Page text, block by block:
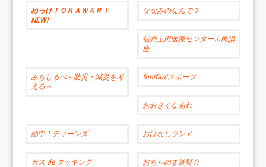
めっけ！ＯＫＡＷＡＲＩ
NEW!
ななみのなんで？
信州上田医療センター市民講
座
みちしるべ～防災・減災を考
える～
fun!fan!スポーツ
おおきくなあれ
熱中！ティーンズ おはなしランド
ガス de クッキング おちゃのま展覧会